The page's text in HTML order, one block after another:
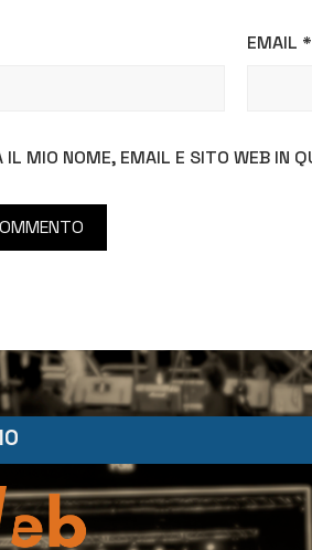
EMAIL *
IL MIO NOME, EMAIL E SITO WEB IN